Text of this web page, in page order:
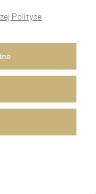
(0)
Polityce